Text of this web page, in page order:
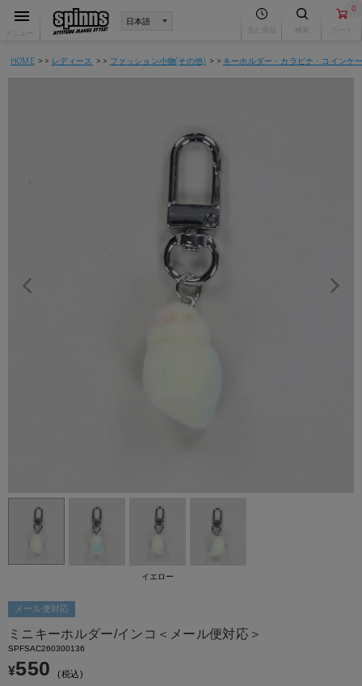
0
HOME レディース ファッション小物(その他) キーホルダー・カラビナ・コインケ
メール便対応
ミニキーホルダー/インコ＜メール便対応＞
SPFSAC260300136
¥550 税込
イエロー